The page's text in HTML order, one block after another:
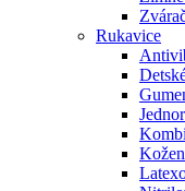
Rukavice